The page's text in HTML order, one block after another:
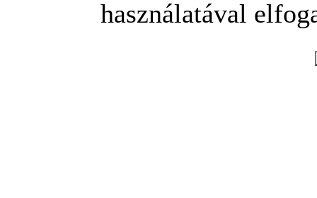
használatával